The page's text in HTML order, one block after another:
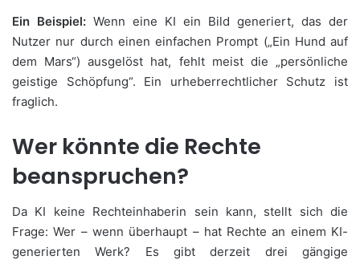
Ein Beispiel: Wenn eine KI ein Bild generiert, das der
Nutzer nur durch einen einfachen Prompt („Ein Hund auf
dem Mars“) ausgelöst hat, fehlt meist die „persönliche
geistige Schöpfung“. Ein urheberrechtlicher Schutz ist
fraglich.
Wer könnte die Rechte
beanspruchen?
Da KI keine Rechteinhaberin sein kann, stellt sich die
Frage: Wer – wenn überhaupt – hat Rechte an einem KI-
generierten Werk? Es gibt derzeit drei gängige